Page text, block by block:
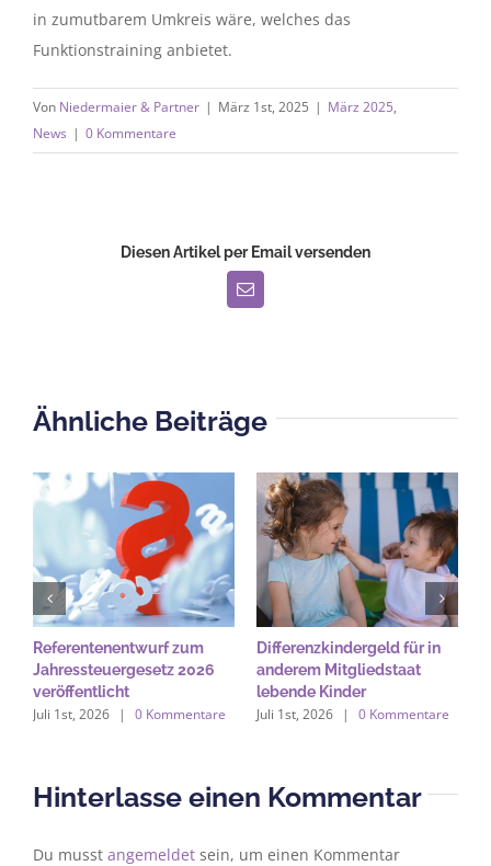
in zumutbarem Umkreis wäre, welches das
Funktionstraining anbietet.
Von Niedermaier & Partner | März 1st, 2025 | März 2025,
News | 0 Kommentare
Diesen Artikel per Email versenden
E-
Mail
Ähnliche Beiträge
Referentenentwurf zum
Jahressteuergesetz 2026
veröffentlicht
Juli 1st, 2026 | 0 Kommentare
Differenzkindergeld für in
anderem Mitgliedstaat
lebende Kinder
Juli 1st, 2026 | 0 Kommentare
Hinterlasse einen Kommentar
Du musst angemeldet sein, um einen Kommentar